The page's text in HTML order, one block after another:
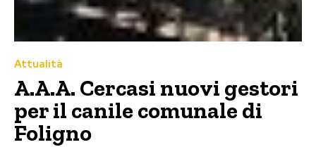
Attualità
A.A.A. Cercasi nuovi gestori
per il canile comunale di
Foligno